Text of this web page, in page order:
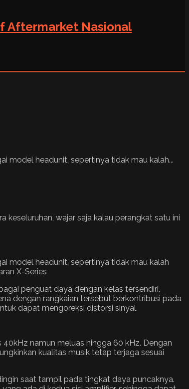
Aftermarket Nasional
model headunit, sepertinya tidak mau kalah...
wajar saja kalau perangkat satu ini
model headunit, sepertinya tidak mau kalah
X-Series
penguat daya dengan kelas tersendiri.
dengan rangkaian tersebut berkontribusi pada
dapat mengoreksi distorsi sinyal.
namun meluas hingga 60 kHz. Dengan
kualitas musik tetap terjaga sesuai
saat tampil pada tingkat daya puncaknya.